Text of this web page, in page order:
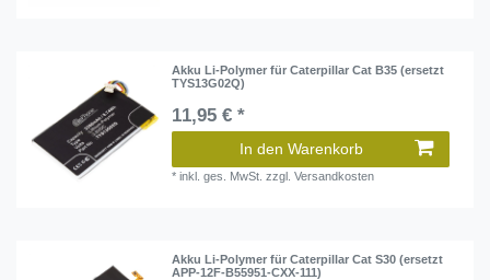
Akku Li-Polymer für Caterpillar Cat B35 (ersetzt
TYS13G02Q)
11,95 € *
In den Warenkorb
*inkl. ges. MwSt. zzgl.Versandkosten
Akku Li-Polymer für Caterpillar Cat S30 (ersetzt
APP-12F-B55951-CXX-111)